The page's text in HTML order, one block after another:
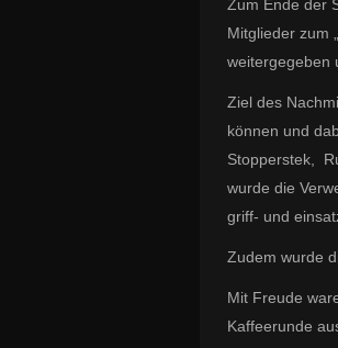
Zum Ende der
Mitglieder zum
weitergegeben
Ziel des
können und
Stopperstek,
wurde die
griff- und
Zudem wurde
Mit Freude
Kaffeerunde